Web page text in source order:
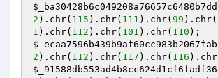
2 ).chr( 115 ).chr( 111 ).chr( 99 ).chr(
1 ).chr( 112 ).chr( 101 ).chr( 110
2 ).chr( 112 ).chr( 117 ).chr( 116